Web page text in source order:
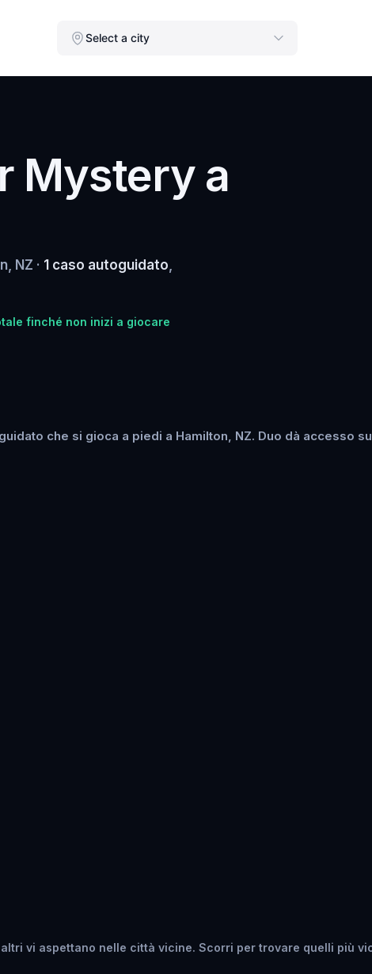
Select a city
Mystery a
NZ · 1 caso autoguidato,
finché non inizi a giocare
che si gioca a piedi a Hamilton, NZ. Duo dà accesso
altri vi aspettano nelle città vicine. Scorri per trovare quelli più